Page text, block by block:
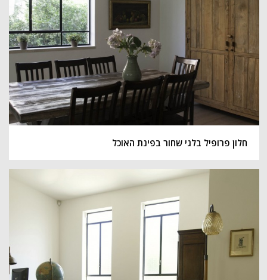
חלון פרופיל בלגי שחור בפינת האוכל